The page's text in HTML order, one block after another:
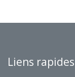
Liens rapides